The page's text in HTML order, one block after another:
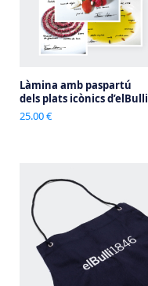
Làmina amb paspartú
dels plats icònics d’elBulli
25.00 €